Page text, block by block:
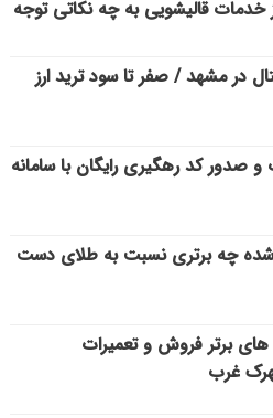
خدمات قالیشویی به چه نکاتی توجه
در مشهد / صفر تا سود ترید ارز
و صدور کد رهگیری رایگان با سامانه
چه برتری نسبت به طلای دست
برتر فروش و تعمیرات
غرب